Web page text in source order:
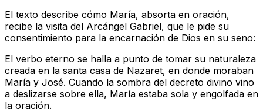
El texto describe cómo María, absorta en oración,
recibe la visita del Arcángel Gabriel, que le pide su
consentimiento para la encarnación de Dios en su seno:
El verbo eterno se halla a punto de tomar su naturaleza
creada en la santa casa de Nazaret, en donde moraban
María y José. Cuando la sombra del decreto divino vino
a deslizarse sobre ella, María estaba sola y engolfada en
la oración.